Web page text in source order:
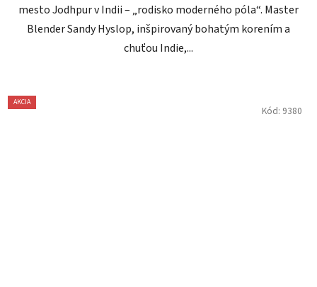
mesto Jodhpur v Indii – „rodisko moderného póla“. Master
Blender Sandy Hyslop, inšpirovaný bohatým korením a
chuťou Indie,...
AKCIA
Kód: 9380